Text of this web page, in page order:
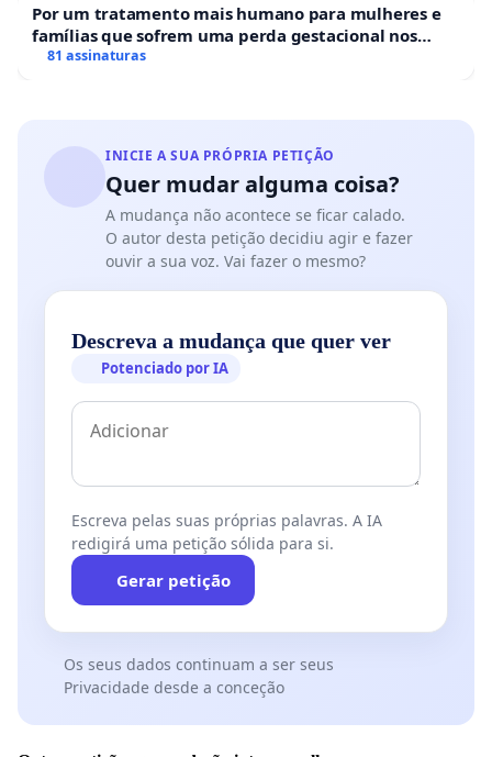
Por um tratamento mais humano para mulheres e
famílias que sofrem uma perda gestacional nos
hospitais portugueses
81 assinaturas
INICIE A SUA PRÓPRIA PETIÇÃO
Quer mudar alguma coisa?
A mudança não acontece se ficar calado.
O autor desta petição decidiu agir e fazer
ouvir a sua voz. Vai fazer o mesmo?
Descreva a mudança que quer ver
Potenciado por IA
Escreva pelas suas próprias palavras. A IA
redigirá uma petição sólida para si.
Gerar petição
Os seus dados continuam a ser seus
Privacidade desde a conceção